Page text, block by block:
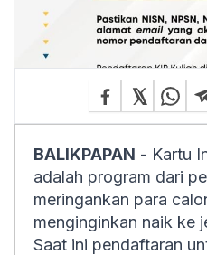
BALIKPAPAN - Kartu
adalah program dari
meringankan para
menginginkan naik ke
Saat ini pendaftaran